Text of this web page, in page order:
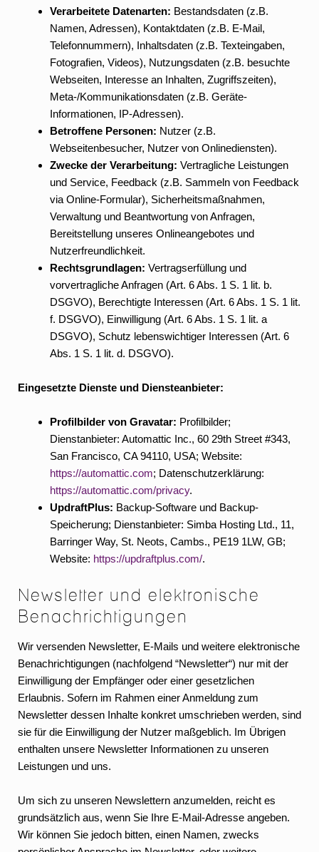
Verarbeitete Datenarten: Bestandsdaten (z.B.
Namen, Adressen), Kontaktdaten (z.B. E-Mail,
Telefonnummern), Inhaltsdaten (z.B. Texteingaben,
Fotografien, Videos), Nutzungsdaten (z.B. besuchte
Webseiten, Interesse an Inhalten, Zugriffszeiten),
Meta-/Kommunikationsdaten (z.B. Geräte-
Informationen, IP-Adressen).
Betroffene Personen: Nutzer (z.B.
Webseitenbesucher, Nutzer von Onlinediensten).
Zwecke der Verarbeitung: Vertragliche Leistungen
und Service, Feedback (z.B. Sammeln von Feedback
via Online-Formular), Sicherheitsmaßnahmen,
Verwaltung und Beantwortung von Anfragen,
Bereitstellung unseres Onlineangebotes und
Nutzerfreundlichkeit.
Rechtsgrundlagen: Vertragserfüllung und
vorvertragliche Anfragen (Art. 6 Abs. 1 S. 1 lit. b.
DSGVO), Berechtigte Interessen (Art. 6 Abs. 1 S. 1 lit.
f. DSGVO), Einwilligung (Art. 6 Abs. 1 S. 1 lit. a
DSGVO), Schutz lebenswichtiger Interessen (Art. 6
Abs. 1 S. 1 lit. d. DSGVO).
Eingesetzte Dienste und Diensteanbieter:
Profilbilder von Gravatar: Profilbilder;
Dienstanbieter: Automattic Inc., 60 29th Street #343,
San Francisco, CA 94110, USA; Website:
https://automattic.com; Datenschutzerklärung:
https://automattic.com/privacy.
UpdraftPlus: Backup-Software und Backup-
Speicherung; Dienstanbieter: Simba Hosting Ltd., 11,
Barringer Way, St. Neots, Cambs., PE19 1LW, GB;
Website: https://updraftplus.com/.
Newsletter und elektronische
Benachrichtigungen
Wir versenden Newsletter, E-Mails und weitere elektronische
Benachrichtigungen (nachfolgend “Newsletter“) nur mit der
Einwilligung der Empfänger oder einer gesetzlichen
Erlaubnis. Sofern im Rahmen einer Anmeldung zum
Newsletter dessen Inhalte konkret umschrieben werden, sind
sie für die Einwilligung der Nutzer maßgeblich. Im Übrigen
enthalten unsere Newsletter Informationen zu unseren
Leistungen und uns.
Um sich zu unseren Newslettern anzumelden, reicht es
grundsätzlich aus, wenn Sie Ihre E-Mail-Adresse angeben.
Wir können Sie jedoch bitten, einen Namen, zwecks